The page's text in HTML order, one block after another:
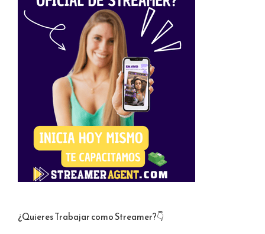
¿Quieres Trabajar como Streamer?👇